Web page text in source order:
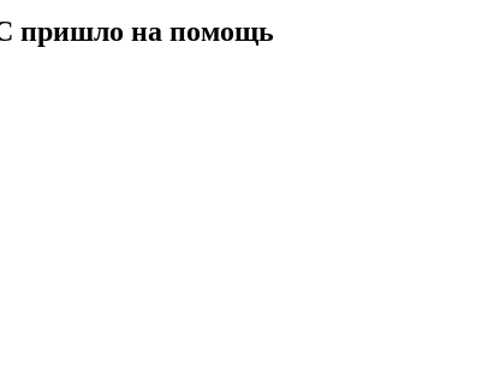
пришло на помощь